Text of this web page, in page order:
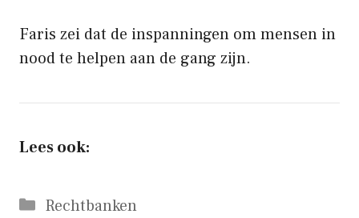
Faris zei dat de inspanningen om mensen in
nood te helpen aan de gang zijn.
Lees ook:
Categorieën
Rechtbanken